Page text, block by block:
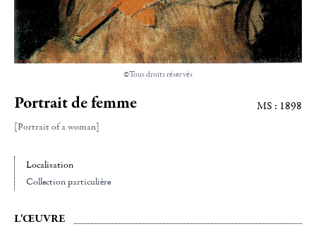
©Tous droits réservés
Portrait de femme
[Portrait of a woman]
MS : 1898
Localisation
Collection particulière
L'ŒUVRE